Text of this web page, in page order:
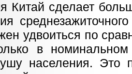
Китай сделает
удвоиться по
в
населения. Это